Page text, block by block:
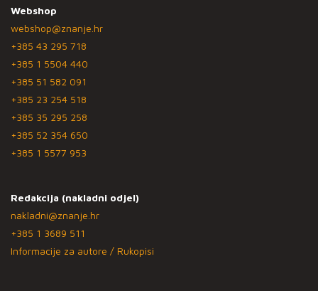
Webshop
webshop@znanje.hr
+385 43 295 718
+385 1 5504 440
+385 51 582 091
+385 23 254 518
+385 35 295 258
+385 52 354 650
+385 1 5577 953
Redakcija (nakladni odjel)
nakladni@znanje.hr
+385 1 3689 511
Informacije za autore / Rukopisi